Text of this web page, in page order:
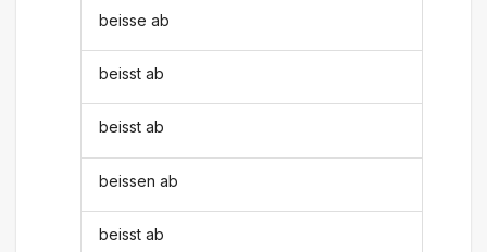
beisse ab
beisst ab
beisst ab
beissen ab
beisst ab